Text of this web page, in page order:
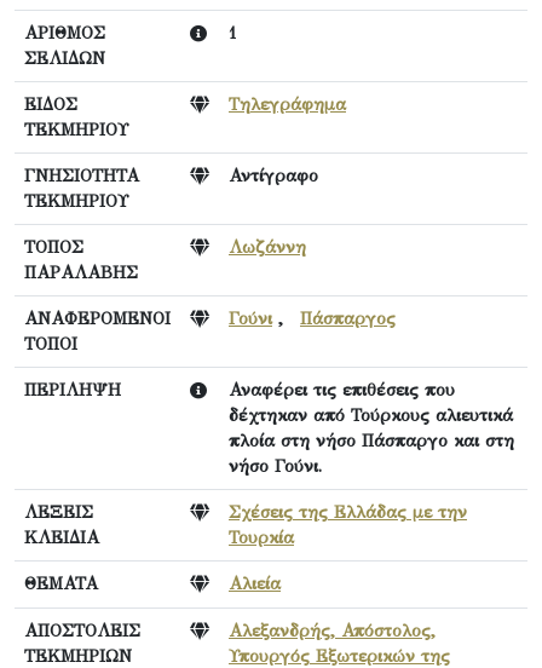
ΑΡΙΘΜΟΣ
ΣΕΛΙΔΩΝ
1
ΕΙΔΟΣ
ΤΕΚΜΗΡΙΟΥ
Τηλεγράφημα
ΓΝΗΣΙΟΤΗΤΑ
ΤΕΚΜΗΡΙΟΥ
Αντίγραφο
ΤΟΠΟΣ
ΠΑΡΑΛΑΒΗΣ
Λωζάννη
ΑΝΑΦΕΡΟΜΕΝΟΙ
ΤΟΠΟΙ
Γούνι, Πάσπαργος
ΠΕΡΙΛΗΨΗ
Αναφέρει τις επιθέσεις που
δέχτηκαν από Τούρκους αλιευτικά
πλοία στη νήσο Πάσπαργο και στη
νήσο Γούνι.
ΛΕΞΕΙΣ
ΚΛΕΙΔΙΑ
Σχέσεις της Ελλάδας με την
Τουρκία
ΘΕΜΑΤΑ Αλιεία
ΑΠΟΣΤΟΛΕΙΣ
ΤΕΚΜΗΡΙΩΝ
Αλεξανδρής, Απόστολος,
Υπουργός Εξωτερικών της